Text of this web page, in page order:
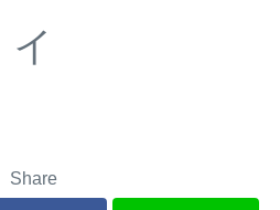
イ
Share